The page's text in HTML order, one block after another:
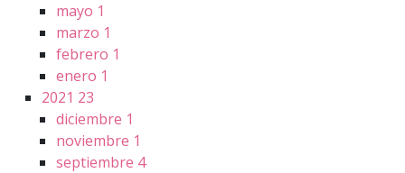
mayo 1
marzo 1
febrero 1
enero 1
2021 23
diciembre 1
noviembre 1
septiembre 4